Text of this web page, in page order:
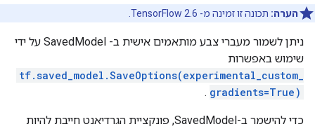
הערה: תכונה זו זמינה מ- TensorFlow 2.6.
ניתן לשמור מעברי צבע מותאמים אישית ב- SavedModel על ידי
שימוש באפשרות
tf.saved_model.SaveOptions(experimental_custom_
gradients=True)
.
כדי להישמר ב-SavedModel, פונקציית הגרדיאנט חייבת להיות